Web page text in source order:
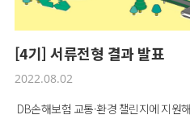
[4기] 서류전형 결과 발표
2022.08.02
DB손해보험 교통·환경 챌린지에 지원